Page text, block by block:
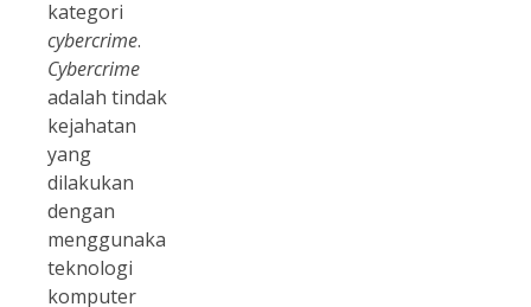
kategori
cybercrime.
Cybercrime
adalah tindak
kejahatan
yang
dilakukan
dengan
menggunakan
teknologi
komputer